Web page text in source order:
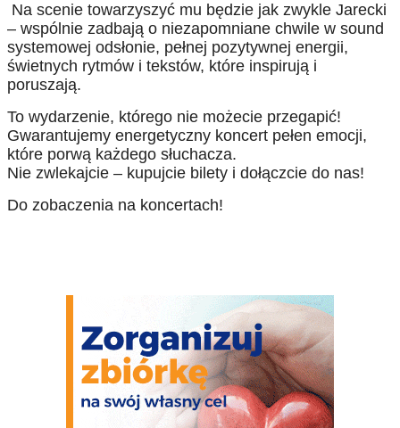
Na scenie towarzyszyć mu będzie jak zwykle Jarecki
– wspólnie zadbają o niezapomniane chwile w sound
systemowej odsłonie, pełnej pozytywnej energii,
świetnych rytmów i tekstów, które inspirują i
poruszają.
To wydarzenie, którego nie możecie przegapić!
Gwarantujemy energetyczny koncert pełen emocji,
które porwą każdego słuchacza.
Nie zwlekajcie – kupujcie bilety i dołączcie do nas!
Do zobaczenia na koncertach!